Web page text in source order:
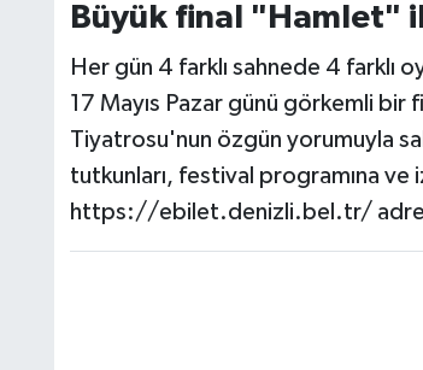
Büyük final "Hamlet"
Her gün 4 farklı sahnede 4 farklı
17 Mayıs Pazar günü görkemli
Tiyatrosu'nun özgün yorumuyla
tutkunları, festival programına
https://ebilet.denizli.bel.tr/